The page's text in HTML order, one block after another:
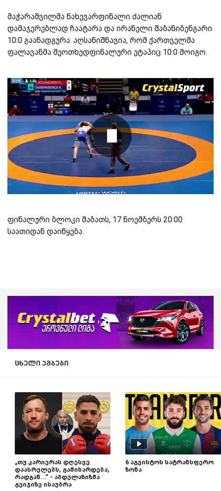
მაჭარაშვილმა ნახევარფინალი ძალიან
დამაჯერებლად ჩაატარა და ირანელი შაბანიბენგარი
10:0 გაანადგურა. აღსანიშნავია, რომ ქართველმა
ფალავანმა მეოთხედფინალური ეტაპიც 10:0 მოიგო.
ფინალური ბლოკი შაბათს, 17 ნოემბერს 20:00
საათიდან დაიწყება.
ცხელი ამბები
„თუ კარიერას დღესვე
დაასრულებს, გამიხარდება,
რადგან...“ - აბდელაზიზმა
გეიჯიზე ისაუბრა
6 აგვისტოს სატრანსფერო
ზონა